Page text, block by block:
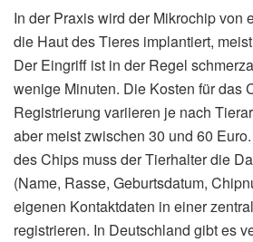
In der Praxis wird der Mikrochip von
die Haut des Tieres implantiert,
Der Eingriff ist in der Regel
wenige Minuten. Die Kosten für das
Registrierung variieren je nach
aber meist zwischen 30 und 60
des Chips muss der Tierhalter die
(Name, Rasse, Geburtsdatum,
eigenen Kontaktdaten in einer
registrieren. In Deutschland gibt es